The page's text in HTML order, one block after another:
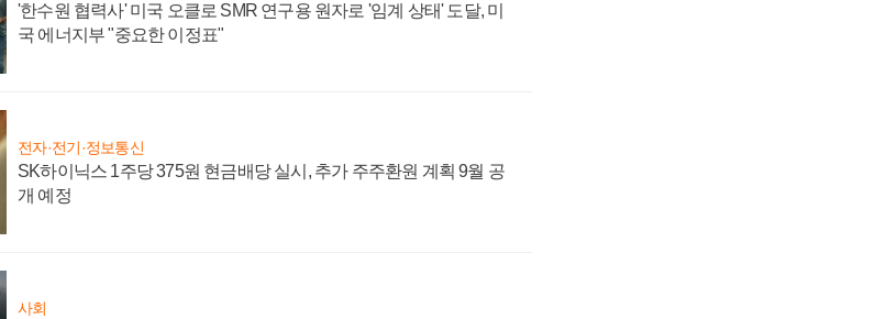
'한수원 협력사' 미국 오클로 SMR 연구용 원자로 '임계 상태' 도달, 미
국 에너지부 "중요한 이정표"
전자·전기·정보통신
SK하이닉스 1주당 375원 현금배당 실시, 추가 주주환원 계획 9월 공
개 예정
사회